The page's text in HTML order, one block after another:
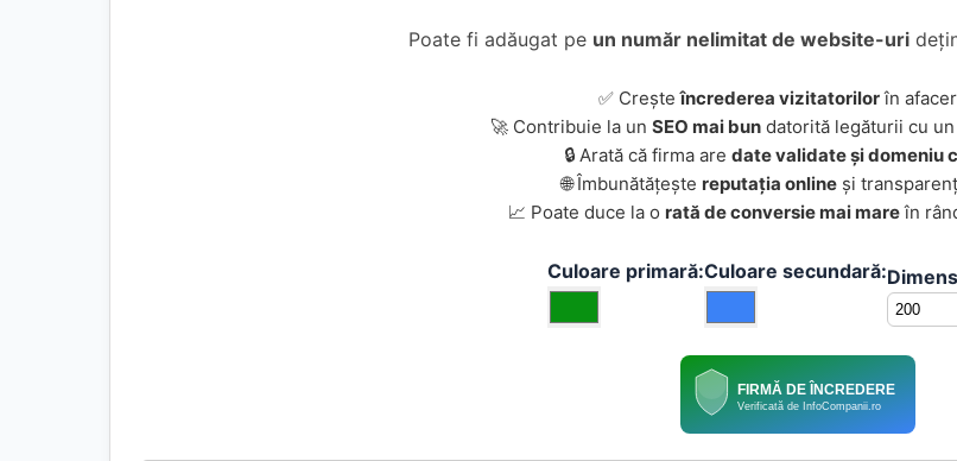
Poate fi adăugat pe un număr nelimitat de website-uri
✅ Creșteîncrederea vizitatorilorîn
🚀 Contribuie la un SEO mai bun datorită legăturii cu
🔒 Arată că firma are date validate și domeniu
🌐 Îmbunătățește reputația online și
📈 Poate duce la o rată de conversie mai mareîn
Culoare primară:Culoare secundară:
FIRMĂ DE ÎNCREDERE
Verificată de InfoCompanii.ro